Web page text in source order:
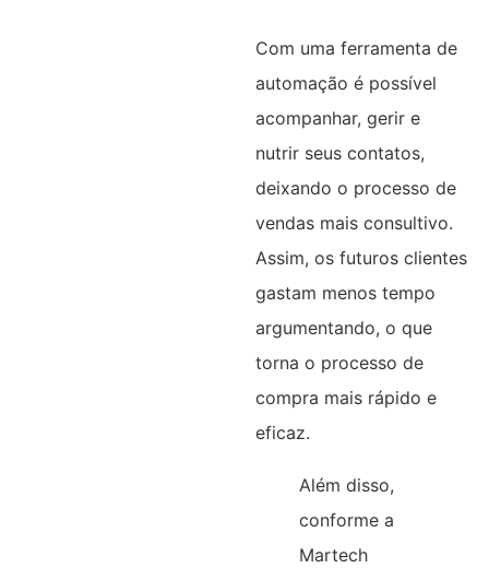
Com uma ferramenta de
automação é possível
acompanhar, gerir e
nutrir seus contatos,
deixando o processo de
vendas mais consultivo.
Assim, os futuros clientes
gastam menos tempo
argumentando, o que
torna o processo de
compra mais rápido e
eficaz.
Além disso,
conforme a
Martech